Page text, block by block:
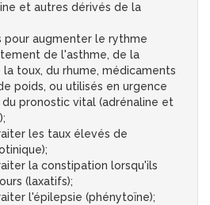
et autres dérivés de la
pour augmenter le rythme
de l'asthme, de la
toux, du rhume, médicaments
poids, ou utilisés en urgence
du pronostic vital (adrénaline et
les taux élevés de
la constipation lorsqu'ils
(laxatifs);
l'épilepsie (phénytoïne);